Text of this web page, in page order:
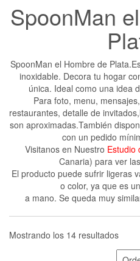
SpoonMan
SpoonMan el Hombre de
inoxidable. Decora tu hogar
única. Ideal como una idea
Para foto, menu,
restaurantes, detalle de
son aproximadas.También
con un pedido
Visitanos en Nuestro Estudio
Canaria) para ver
El producto puede sufrir ligeras
o color, ya que es
a mano. Se queda muy
Mostrando los 14 resultados